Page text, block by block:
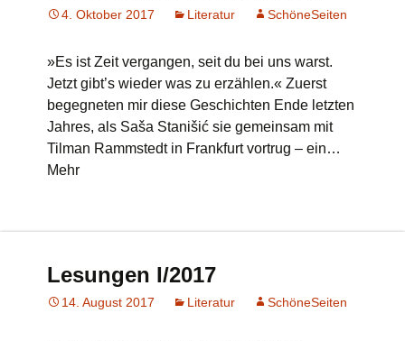
4. Oktober 2017 Literatur SchöneSeiten
»Es ist Zeit vergangen, seit du bei uns warst.
Jetzt gibt’s wieder was zu erzählen.« Zuerst
begegneten mir diese Geschichten Ende letzten
Jahres, als Saša Stanišić sie gemeinsam mit
Tilman Rammstedt in Frankfurt vortrug – ein…
Mehr
Lesungen I/2017
14. August 2017 Literatur SchöneSeiten